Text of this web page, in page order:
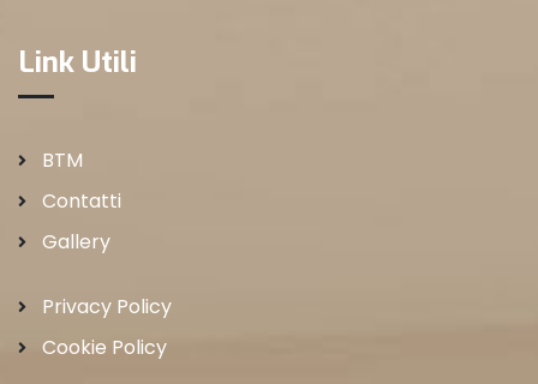
Link Utili
BTM
Contatti
Gallery
Privacy Policy
Cookie Policy